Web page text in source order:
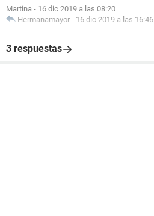
Martina - 16 dic 2019 a las 08:20
Hermanamayor - 16 dic 2019 a las 16:46
3 respuestas